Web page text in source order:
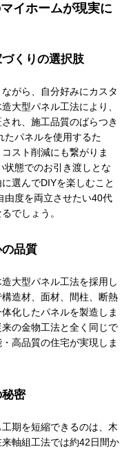
イホームが現実に
くりの選択肢
がら、自分好みにカスタ
大型パネル工法により、
れ、施工品質のばらつき
たパネルを使用するた
スト削減にも繋がりま
状態でのお引き渡しとな
選んでDIYを楽しむこと
由度を両立させたい40代
でしょう。
品質
大型パネル工法を採用し
造材、面材、 間柱、断熱
化したパネルを製造しま
の金物工法と全く同じで
高品質の住宅が実現しま
密
期を短縮できるのは、木
軸組工法では約42日間か